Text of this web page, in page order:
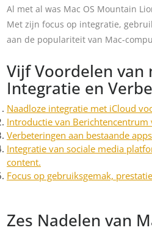
Al met al was Mac OS Mountain
Met zijn focus op integratie,
aan de populariteit van Mac-
Vijf Voordelen van
Integratie en
Naadloze integratie met iCloud
Introductie van
Verbeteringen aan bestaande
Integratie van sociale media
content.
Focus op gebruiksgemak,
Zes Nadelen van